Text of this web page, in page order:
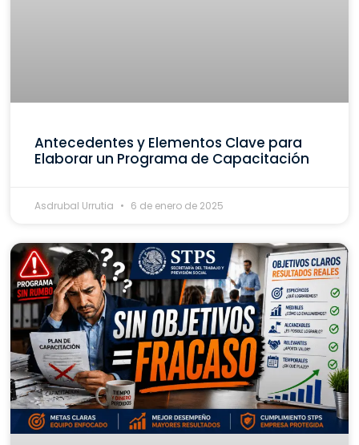
Antecedentes y Elementos Clave para
Elaborar un Programa de Capacitación
Asdrubal Urrutia 6 de enero de 2025